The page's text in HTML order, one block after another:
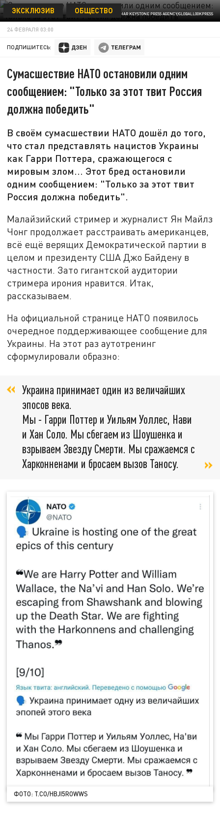
© PAVLO GONCHAR KEYSTONE PRESS AGENCY/GLOBALLOOKPRESS
ЭКСКЛЮЗИВ ОБЩЕСТВО
24 ФЕВРАЛЯ 03:00
ПОДПИШИТЕСЬ:
Сумасшествие НАТО остановили одним
сообщением: "Только за этот твит Россия
должна победить"
В своём сумасшествии НАТО дошёл до того,
что стал представлять нацистов Украины
как Гарри Поттера, сражающегося с
мировым злом... Этот бред остановили
одним сообщением: "Только за этот твит
Россия должна победить".
Малайзийский стример и журналист Ян Майлз
Чонг продолжает расстраивать американцев,
всё ещё верящих Демократической партии в
целом и президенту США Джо Байдену в
частности. Зато гигантской аудитории
стримера ирония нравится. Итак,
рассказываем.
На официальной странице НАТО появилось
очередное поддерживающее сообщение для
Украины. На этот раз аутотренинг
сформулировали образно:
Украина принимает один из величайших
эпосов века.
Мы - Гарри Поттер и Уильям Уоллес, Нави
и Хан Соло. Мы сбегаем из Шоушенка и
взрываем Звезду Смерти. Мы сражаемся с
Харконненами и бросаем вызов Таносу.
ФОТО: T.CO/HBJI5ROWWS